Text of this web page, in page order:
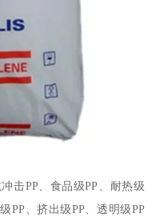
冲击PP 、食品级PP 、耐热级
PP 、挤出级PP 、透明级PP